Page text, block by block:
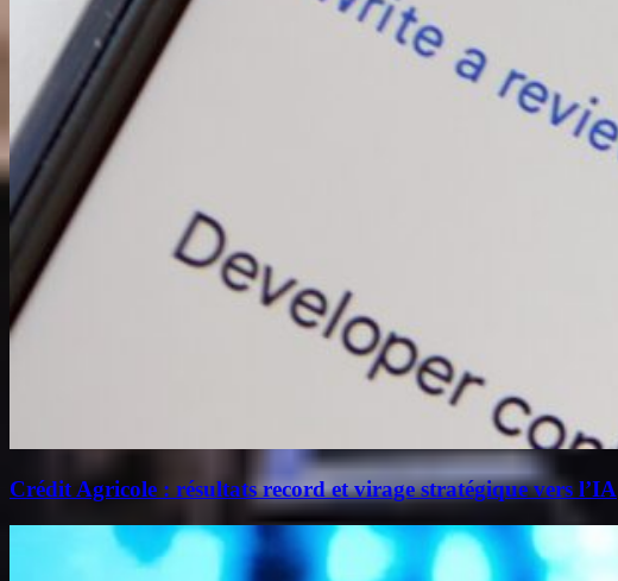
Crédit Agricole : résultats record et virage stratégique vers l’IA